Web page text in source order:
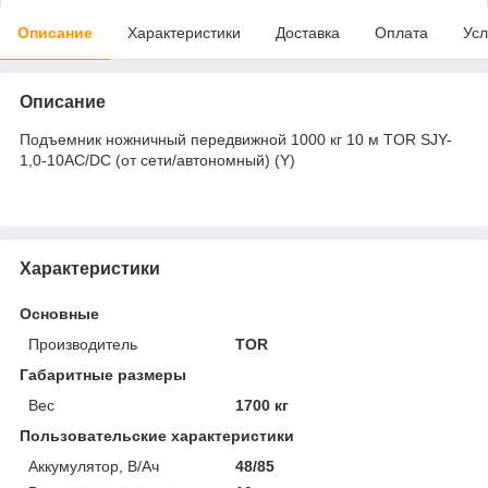
Описание Характеристики Доставка Оплата
Описание
Подъемник ножничный передвижной 1000 кг 10 м TOR SJY-
1,0-10AC/DC (от сети/автономный) (Y)
Характеристики
Основные
Производитель
TOR
Габаритные размеры
Вес
1700 кг
Пользовательские характеристики
Аккумулятор, В/Ач
48/85